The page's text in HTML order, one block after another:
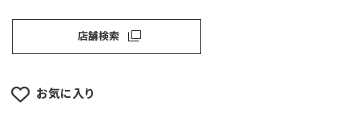
店舗検索
お気に入り